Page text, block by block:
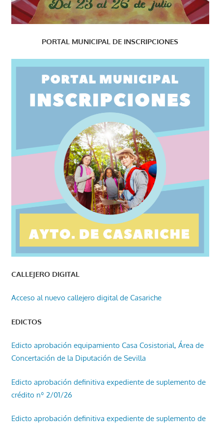
PORTAL MUNICIPAL DE INSCRIPCIONES
CALLEJERO DIGITAL
Acceso al nuevo callejero digital de Casariche
EDICTOS
Edicto aprobación equipamiento Casa Cosistorial, Área de
Concertación de la Diputación de Sevilla
Edicto aprobación definitiva expediente de suplemento de
crédito nº 2/01/26
Edicto aprobación definitiva expediente de suplemento de